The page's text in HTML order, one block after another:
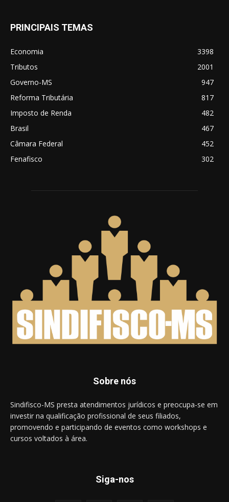
PRINCIPAIS TEMAS
Economia
3398
Tributos
2001
Governo-MS
947
Reforma Tributária
817
Imposto de Renda
482
Brasil
467
Câmara Federal
452
Fenafisco
302
Sobre nós
Sindifisco-MS presta atendimentos jurídicos e preocupa-se em
investir na qualificação profissional de seus filiados,
promovendo e participando de eventos como workshops e
cursos voltados à área.
Siga-nos